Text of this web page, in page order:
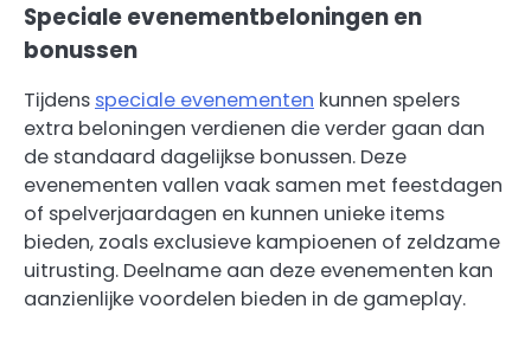
Speciale evenementbeloningen en
bonussen
Tijdens speciale evenementen kunnen spelers
extra beloningen verdienen die verder gaan dan
de standaard dagelijkse bonussen. Deze
evenementen vallen vaak samen met feestdagen
of spelverjaardagen en kunnen unieke items
bieden, zoals exclusieve kampioenen of zeldzame
uitrusting. Deelname aan deze evenementen kan
aanzienlijke voordelen bieden in de gameplay.